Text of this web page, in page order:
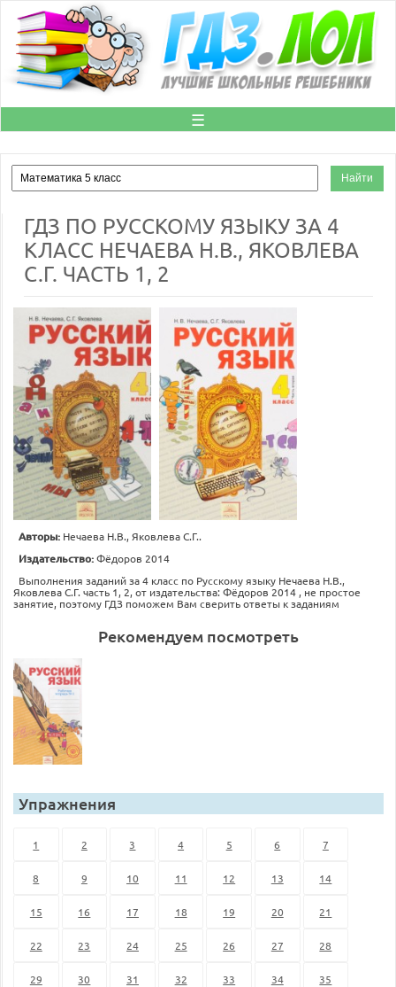
☰
ГДЗ ПО РУССКОМУ ЯЗЫКУ ЗА 4
КЛАСС НЕЧАЕВА Н.В., ЯКОВЛЕВА
С.Г. ЧАСТЬ 1, 2
Авторы: Нечаева Н.В., Яковлева С.Г..
Издательство:Фёдоров 2014
Выполнения заданий за 4 класс по Русскому языку Нечаева Н.В.,
Яковлева С.Г. часть 1, 2, от издательства: Фёдоров 2014 , не простое
занятие, поэтому ГДЗ поможем Вам сверить ответы к заданиям
Рекомендуем посмотреть
Упражнения
1 2 3 4 5 6 7
8 9 10 11 12 13 14
15 16 17 18 19 20 21
22 23 24 25 26 27 28
29 30 31 32 33 34 35